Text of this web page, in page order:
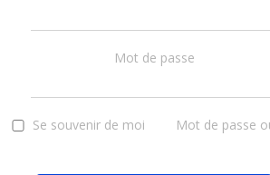
Mot de passe
Se souvenir de moi Mot de passe